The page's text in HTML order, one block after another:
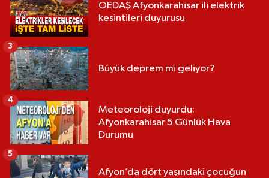
OEDAŞ Afyonkarahisar ili elektrik
kesintileri duyurusu
Büyük deprem mi geliyor?
3
Meteoroloji duyurdu:
Afyonkarahisar 5 Günlük Hava
Durumu
4
Afyon’da dört yaşındaki çocuğun
5